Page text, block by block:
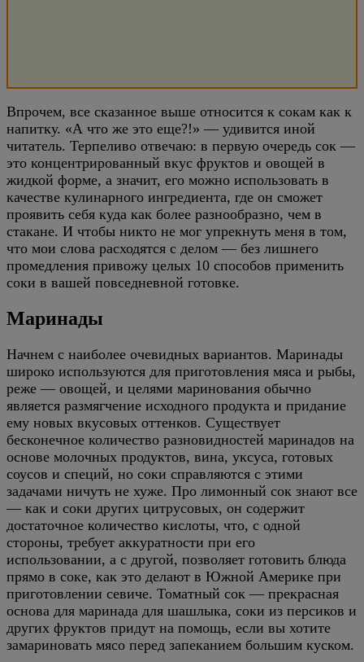
Впрочем, все сказанное выше относится к сокам как к
напитку. «А что же это еще?!» — удивится иной
читатель. Терпеливо отвечаю: в первую очередь сок —
это концентрированный вкус фруктов и овощей в
жидкой форме, а значит, его можно использовать в
качестве кулинарного ингредиента, где он сможет
проявить себя куда как более разнообразно, чем в
стакане. И чтобы никто не мог упрекнуть меня в том,
что мои слова расходятся с делом — без лишнего
промедления привожу целых 10 способов применить
соки в вашей повседневной готовке.
Маринады
Начнем с наиболее очевидных вариантов. Маринады
широко используются для приготовления мяса и рыбы,
реже — овощей, и целями маринования обычно
является размягчение исходного продукта и придание
ему новых вкусовых оттенков. Существует
бесконечное количество разновидностей маринадов на
основе молочных продуктов, вина, уксуса, готовых
соусов и специй, но соки справляются с этими
задачами ничуть не хуже. Про лимонный сок знают все
— как и соки других цитрусовых, он содержит
достаточное количество кислоты, что, с одной
стороны, требует аккуратности при его
использовании, а с другой, позволяет готовить блюда
прямо в соке, как это делают в Южной Америке при
приготовлении севиче. Томатный сок — прекрасная
основа для маринада для шашлыка, соки из персиков и
других фруктов придут на помощь, если вы хотите
замариновать мясо перед запеканием большим куском.